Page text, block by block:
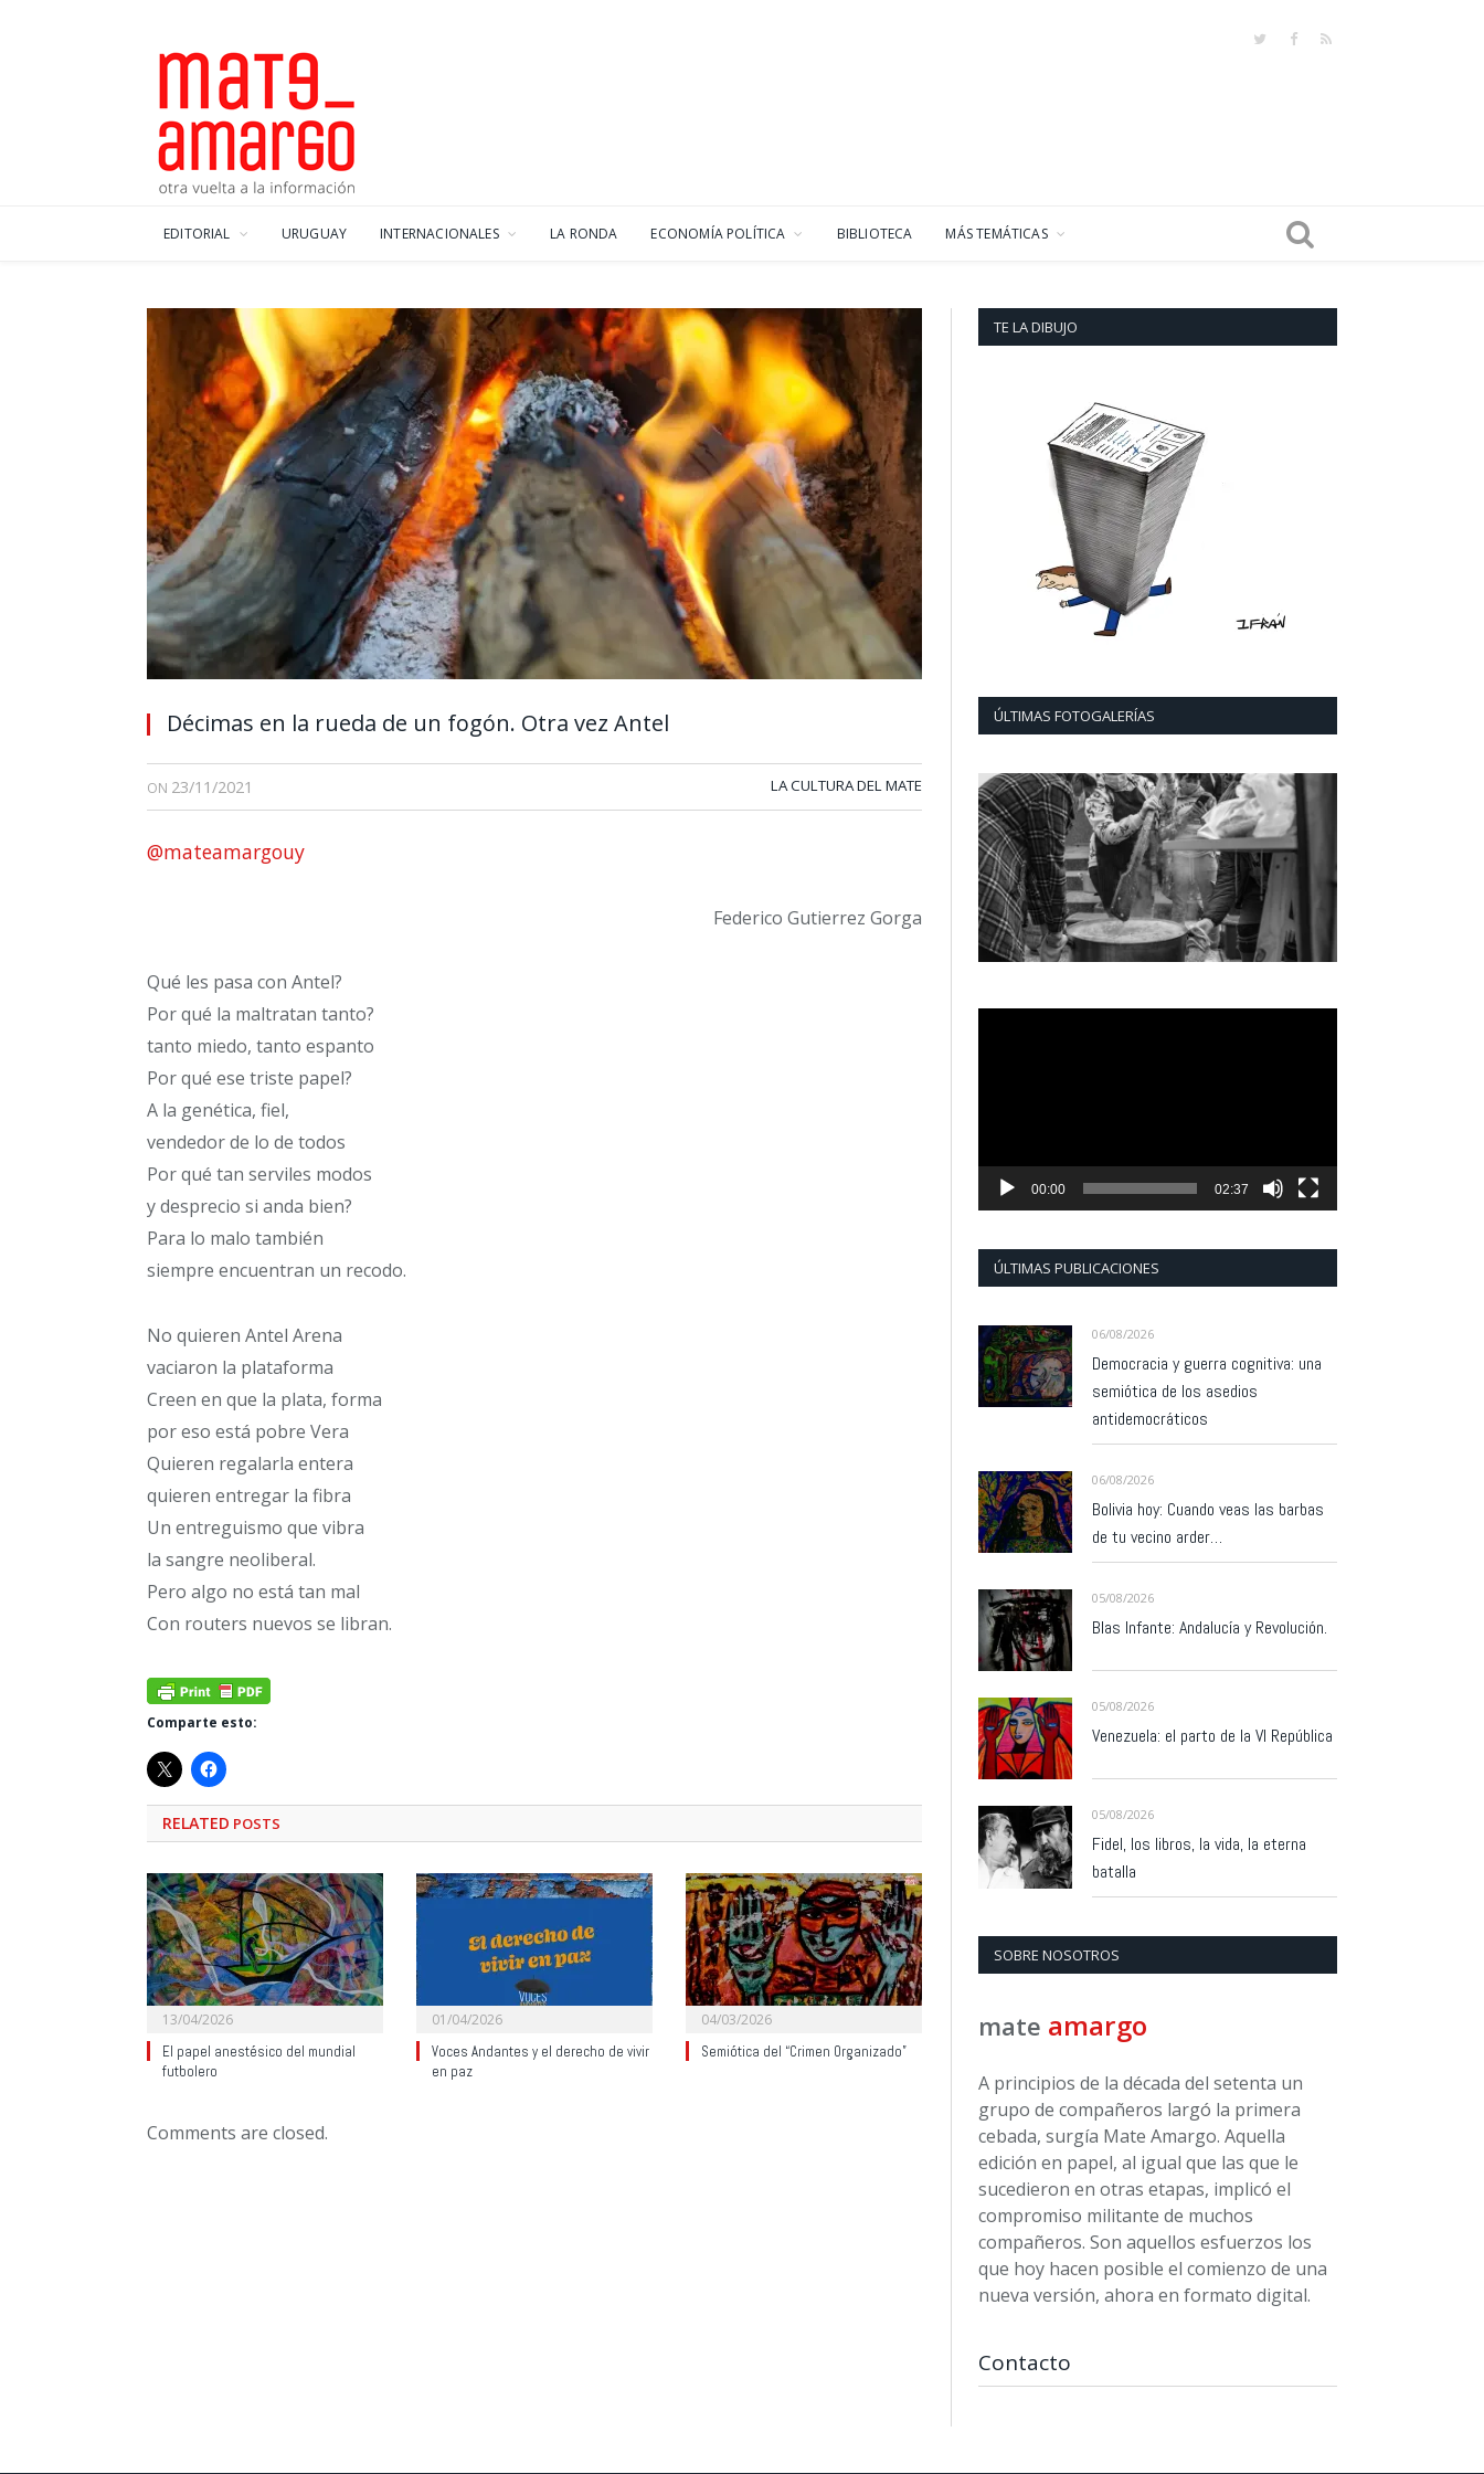
TwitterFacebook
RSS
EDITORIAL URUGUAY INTERNACIONALES LA RONDA ECONOMÍA POLÍTICA BIBLIOTECA MÁS TEMÁTICAS
Décimas en la rueda de un fogón. Otra vez Antel
ON 23/11/2021 LA CULTURA DEL MATE
@mateamargouy
Federico Gutierrez Gorga
Qué les pasa con Antel?
Por qué la maltratan tanto?
tanto miedo, tanto espanto
Por qué ese triste papel?
A la genética, fiel,
vendedor de lo de todos
Por qué tan serviles modos
y desprecio si anda bien?
Para lo malo también
siempre encuentran un recodo.
No quieren Antel Arena
vaciaron la plataforma
Creen en que la plata, forma
por eso está pobre Vera
Quieren regalarla entera
quieren entregar la fibra
Un entreguismo que vibra
la sangre neoliberal.
Pero algo no está tan mal
Con routers nuevos se libran.
Comparte esto:
RELATED POSTS
13/04/2026
El papel anestésico del mundial
futbolero
01/04/2026
Voces Andantes y el derecho de vivir
en paz
04/03/2026
Semiótica del “Crimen Organizado”
Comments are closed.
TE LA DIBUJO
ÚLTIMAS FOTOGALERÍAS
00:00 02:37
ÚLTIMAS PUBLICACIONES
06/08/2026
Democracia y guerra cognitiva: una
semiótica de los asedios
antidemocráticos
06/08/2026
Bolivia hoy: Cuando veas las barbas
de tu vecino arder…
05/08/2026
Blas Infante: Andalucía y Revolución.
05/08/2026
Venezuela: el parto de la VI República
05/08/2026
Fidel, los libros, la vida, la eterna
batalla
SOBRE NOSOTROS
mate amargo
A principios de la década del setenta un
grupo de compañeros largó la primera
cebada, surgía Mate Amargo. Aquella
edición en papel, al igual que las que le
sucedieron en otras etapas, implicó el
compromiso militante de muchos
compañeros. Son aquellos esfuerzos los
que hoy hacen posible el comienzo de una
nueva versión, ahora en formato digital.
Contacto